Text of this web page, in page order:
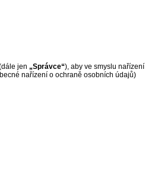
jen „Správce“), aby ve smyslu nařízení
nařízení o ochraně osobních údajů)